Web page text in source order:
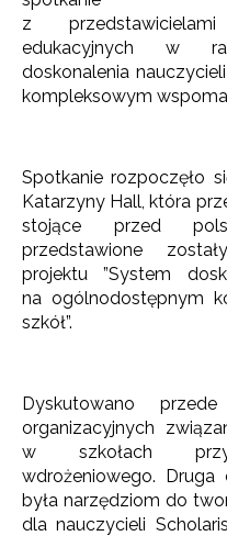
z
edukacyjnych w
doskonalenia
kompleksowym
Spotkanie rozpoczęło
Katarzyny Hall, która
stojące przed
przedstawione
projektu ”System
na ogólnodostępnym
szkół”.
Dyskutowano
organizacyjnych
w szkołach
wdrożeniowego. Druga
była narzędziom do
dla nauczycieli